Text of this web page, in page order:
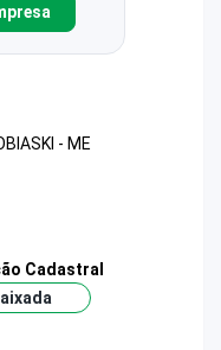
- ME
Cadastral